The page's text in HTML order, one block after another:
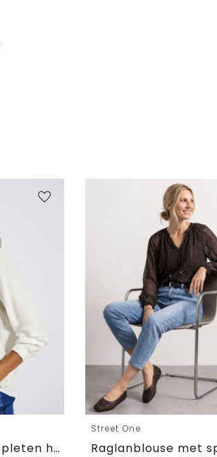
Tuniek met gespleten hals
Street One